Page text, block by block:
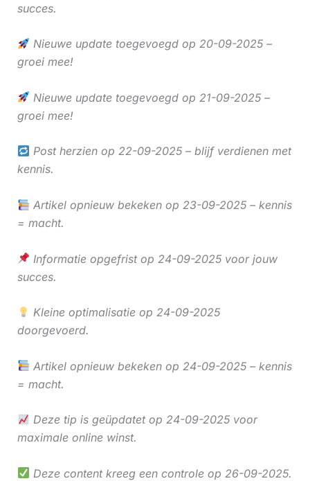
succes.
Nieuwe update toegevoegd op 20-09-2025 –
groei mee!
Nieuwe update toegevoegd op 21-09-2025 –
groei mee!
Post herzien op 22-09-2025 – blijf verdienen met
kennis.
Artikel opnieuw bekeken op 23-09-2025 – kennis
= macht.
Informatie opgefrist op 24-09-2025 voor jouw
succes.
Kleine optimalisatie op 24-09-2025
doorgevoerd.
Artikel opnieuw bekeken op 24-09-2025 – kennis
= macht.
Deze tip is geüpdatet op 24-09-2025 voor
maximale online winst.
Deze content kreeg een controle op 26-09-2025.